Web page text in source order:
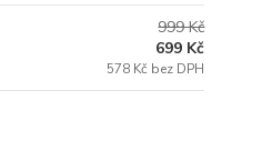
999 Kč
699 Kč
578 Kč bez DPH